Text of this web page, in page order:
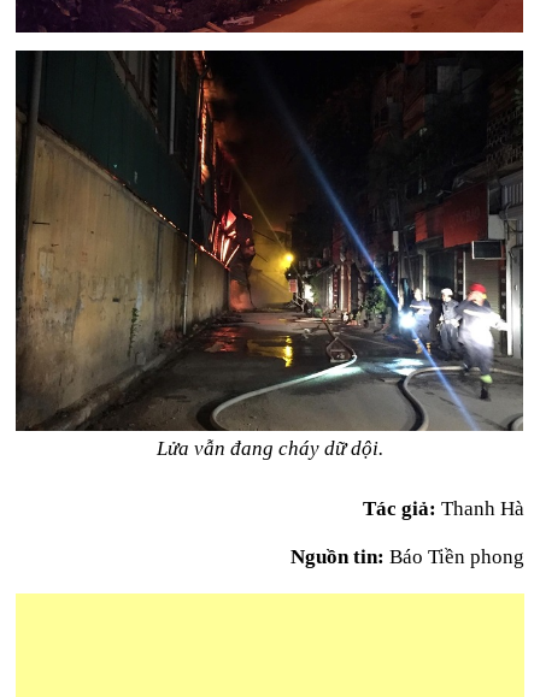
Lửa vẫn đang cháy dữ dội.
Tác giả: Thanh Hà
Nguồn tin: Báo Tiền phong